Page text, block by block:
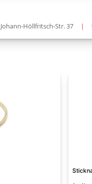
Johann-Höllfritsch-Str. 37 |